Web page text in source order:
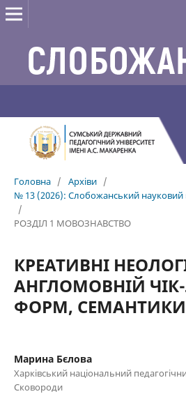
Головна / Архіви /
№ 13 (2026): Слобожанський науковий
/
РОЗДІЛ 1 МОВОЗНАВСТВО
КРЕАТИВНІ
АНГЛОМОВНІЙ
ФОРМ,
Марина Бєлова
Харківський національний
Сковороди